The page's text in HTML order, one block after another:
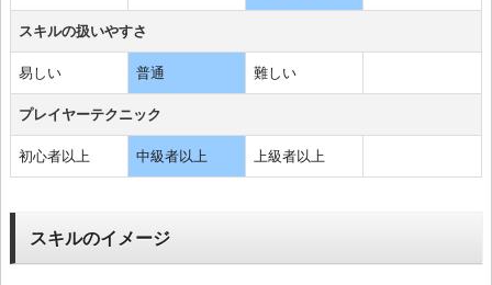
スキルの扱いやすさ
易しい 普通 難しい
プレイヤーテクニック
初心者以上 中級者以上 上級者以上
スキルのイメージ